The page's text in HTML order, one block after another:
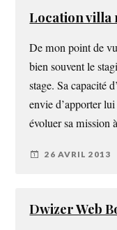
Location villa
De mon point de
bien souvent le
stage. Sa capacité
envie d’apporter
évoluer sa mission
26 AVRIL 2013
Dwizer Web